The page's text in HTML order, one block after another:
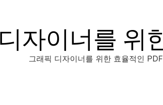
자이너를 위
그래픽 디자이너를 위한 효율적인